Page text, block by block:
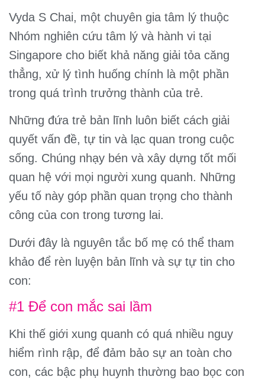
Vyda S Chai, một chuyên gia tâm lý thuộc
Nhóm nghiên cứu tâm lý và hành vi tại
Singapore cho biết khả năng giải tỏa căng
thẳng, xử lý tình huống chính là một phần
trong quá trình trưởng thành của trẻ.
Những đứa trẻ bản lĩnh luôn biết cách giải
quyết vấn đề, tự tin và lạc quan trong cuộc
sống. Chúng nhạy bén và xây dựng tốt mối
quan hệ với mọi người xung quanh. Những
yếu tố này góp phần quan trọng cho thành
công của con trong tương lai.
Dưới đây là nguyên tắc bố mẹ có thể tham
khảo để rèn luyện bản lĩnh và sự tự tin cho
con:
#1 Để con mắc sai lầm
Khi thế giới xung quanh có quá nhiều nguy
hiểm rình rập, để đảm bảo sự an toàn cho
con, các bậc phụ huynh thường bao bọc con